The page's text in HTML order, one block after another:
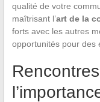
qualité de votre
maîtrisant l’art de la
forts avec les autres
opportunités pour des